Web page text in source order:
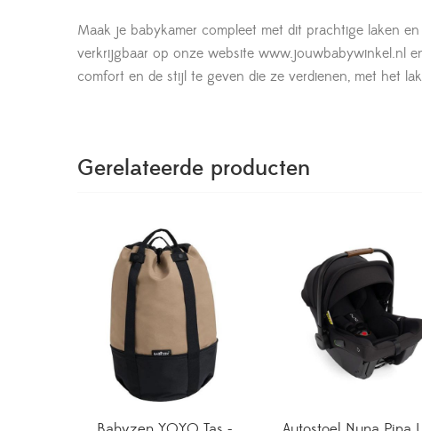
Maak je babykamer compleet met dit prachtige laken
verkrijgbaar op onze website www.jouwbabywinkel.nl
comfort en de stijl te geven die ze verdienen, met het
Gerelateerde producten